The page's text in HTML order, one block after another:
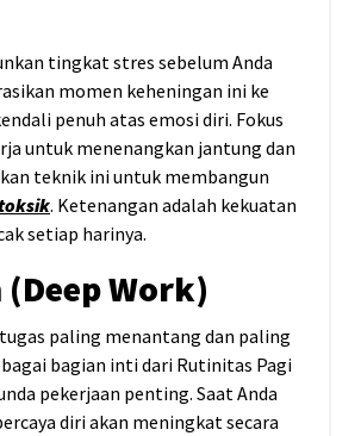
tingkat stres sebelum Anda
momen keheningan ini ke
penuh atas emosi diri. Fokus
untuk menenangkan jantung dan
teknik ini untuk membangun
. Ketenangan adalah kekuatan
setiap harinya.
Work)
paling menantang dan paling
bagian inti dari Rutinitas Pagi
pekerjaan penting. Saat Anda
diri akan meningkat secara